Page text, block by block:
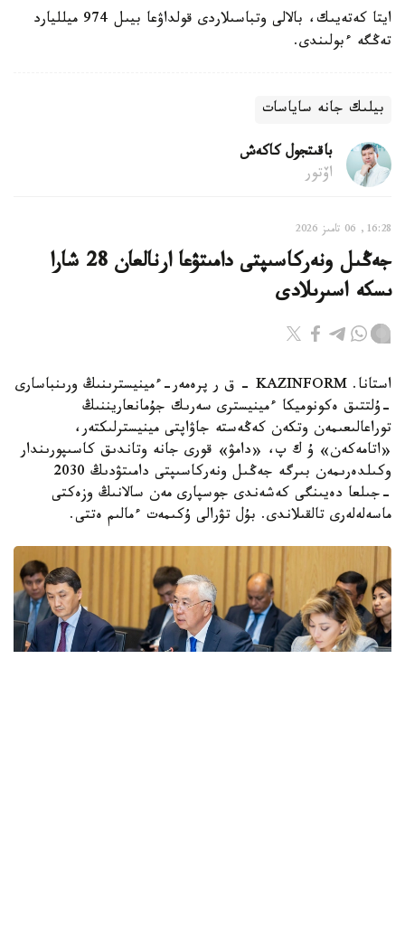
ايتا كەتەيىك، بالالى وتباسىلاردى قولداۋعا بيىل 974 ميلليارد
تەڭگە ءبولىندى.
بيلىك جانە ساياسات
باقىتجول كاكەش
اۆتور
16:28, 06 تامىز 2026
جەڭىل ونەركاسىپتى دامىتۋعا ارنالعان 28 شارا
ىسكە اسىرىلادى
استانا. KAZINFORM - ق ر پرەمەر-ءمينيسترىنىڭ ورىنباسارى
-ۇلتتىق ەكونوميكا ءمينيسترى سەرىك جۇمانعاريننىڭ
توراعالىعىمەن وتكەن كەڭەستە جاۋاپتى مينيسترلىكتەر،
«اتامەكەن» ۇ ك پ، «دامۋ» قورى جانە وتاندىق كاسىپورىندار
وكىلدەرىمەن بىرگە جەڭىل ونەركاسىپتى دامىتۋدىڭ 2030
-جىلعا دەيىنگى كەشەندى جوسپارى مەن سالانىڭ وزەكتى
ماسەلەلەرى تالقىلاندى. بۇل تۋرالى ۇكىمەت ءمالىم ەتتى.